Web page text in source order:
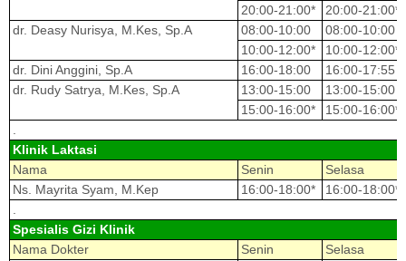
20:00-21:00*
20:00-21:00*
dr. Deasy Nurisya, M.Kes, Sp.A
08:00-10:00
08:00-10:00
10:00-12:00*
10:00-12:00*
dr. Dini Anggini, Sp.A
16:00-18:00
16:00-17:55
dr. Rudy Satrya, M.Kes, Sp.A
13:00-15:00
13:00-15:00
15:00-16:00*
15:00-16:00*
.
Klinik Laktasi
Nama
Senin
Selasa
Ns. Mayrita Syam, M.Kep
16:00-18:00*
16:00-18:00*
.
Spesialis Gizi Klinik
Nama Dokter
Senin
Selasa